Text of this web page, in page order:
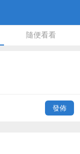
隨便看看
發佈